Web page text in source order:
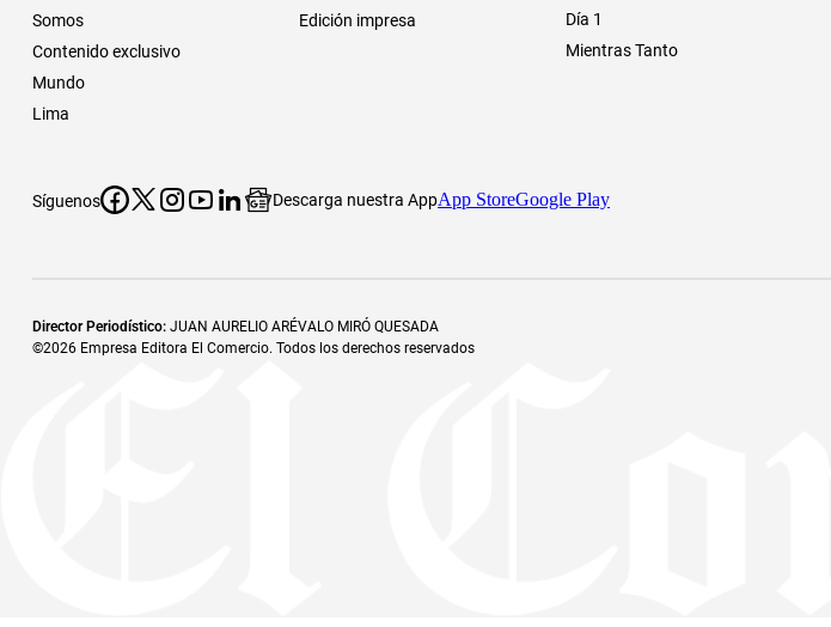
Somos
Contenido exclusivo
Mundo
Lima
Edición impresa
Día 1
Mientras Tanto
Síguenos Descarga nuestra AppApp StoreGoogle Play
Director Periodístico: JUAN AURELIO ARÉVALO MIRÓ QUESADA
©2026 Empresa Editora El Comercio. Todos los derechos reservados